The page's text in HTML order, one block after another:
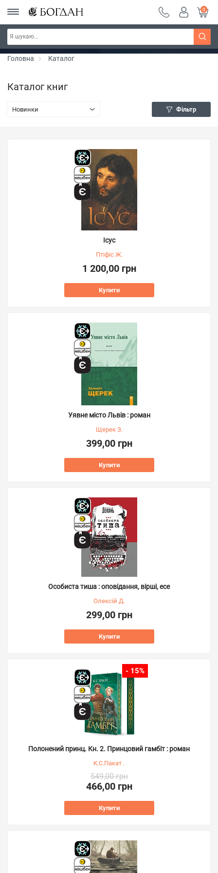
Серія "Чейзіана" ~ знижка 20%
0
Головна Каталог
Каталог книг
Новинки Фільтр
Ісус
Птіфіс Ж.
1 200,00 грн
Купити
Уявне місто Львів : роман
Щерек З.
399,00 грн
Купити
Особиста тиша : оповідання, вірші, есе
Олексій Д.
299,00 грн
Купити
- 15%
Полонений принц. Кн. 2. Принцовий гамбіт : роман
К.С.Пакат .
549,00 грн
466,00 грн
Купити